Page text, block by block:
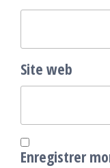
Site web
Enregistrer